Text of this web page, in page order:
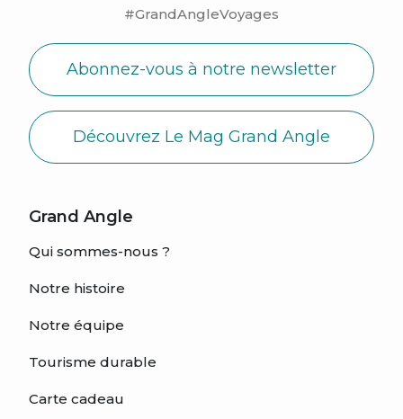
#GrandAngleVoyages
Abonnez-vous à notre newsletter
Découvrez Le Mag Grand Angle
Grand Angle
Qui sommes-nous ?
Notre histoire
Notre équipe
Tourisme durable
Carte cadeau